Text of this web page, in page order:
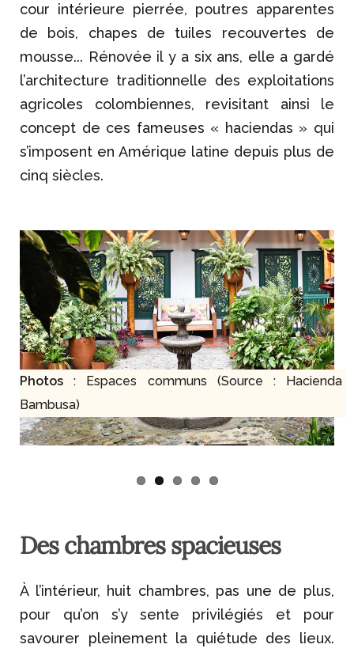
cour intérieure pierrée, poutres apparentes
de bois, chapes de tuiles recouvertes de
mousse... Rénovée il y a six ans, elle a gardé
l’architecture traditionnelle des exploitations
agricoles colombiennes, revisitant ainsi le
concept de ces fameuses « haciendas » qui
s’imposent en Amérique latine depuis plus de
cinq siècles.
Photos: Espaces communs (Source : Hacienda
Bambusa)
Des chambres spacieuses
À l’intérieur, huit chambres, pas une de plus,
pour qu’on s’y sente privilégiés et pour
savourer pleinement la quiétude des lieux.